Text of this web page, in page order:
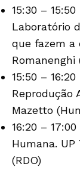
15:30 –
Laboratório
que fazem a
Romanenghi
15:50 –
Reprodução
Mazetto
16:20 –
Humana. UP
(RDO)